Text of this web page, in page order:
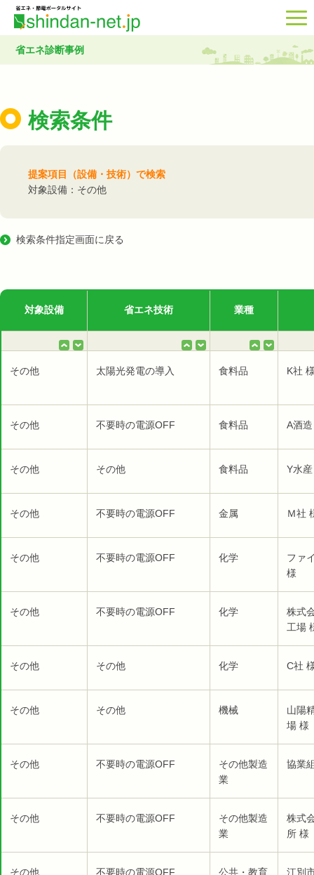
省エネ診断事例
検索条件
提案項目（設備・技術）で検索
対象設備：その他
検索条件指定画面に戻る
対象設備 省エネ技術 業種
その他 太陽光発電の導入 食料品 K社
その他 不要時の電源OFF 食料品 A酒
その他 その他 食料品 Y水
その他 不要時の電源OFF 金属 Ｍ社
その他 不要時の電源OFF 化学
ファ
様
その他 不要時の電源OFF 化学
株式
工場
その他 その他 化学 C社
その他 その他 機械
山陽
場 様
その他 不要時の電源OFF
その他製造
業
協業
その他 不要時の電源OFF
その他製造
業
株式
所 様
その他 不要時の電源OFF 公共・教育 江別